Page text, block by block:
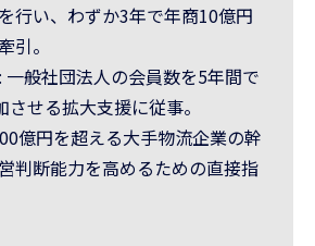
行い、わずか3年で年商10億円
引。
一般社団法人の会員数を5年間で
せる拡大支援に従事。
億円を超える大手物流企業の幹
判断能力を高めるための直接指